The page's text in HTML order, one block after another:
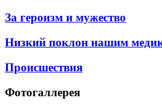
За героизм и мужество
Низкий поклон нашим
Происшествия
Фотогаллерея